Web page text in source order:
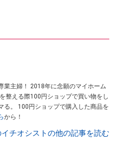
のマイホーム
整える際100円ショップで買い物をし
商品を
から！
イチオシストの他の記事を読む